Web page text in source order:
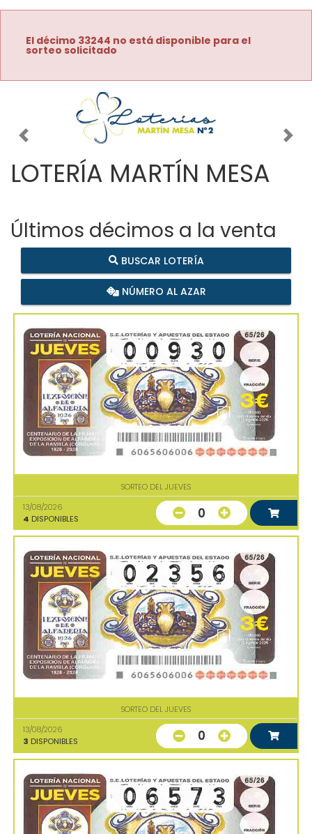
El décimo 33244 no está disponible para el
sorteo solicitado
Imagen anterior
LOTERÍA MARTÍN MESA
Últimos décimos a la venta
BUSCAR LOTERÍA
NÚMERO AL AZAR
SORTEO DEL JUEVES
13/08/2026
4 DISPONIBLES 0
SORTEO DEL JUEVES
13/08/2026
3 DISPONIBLES 0